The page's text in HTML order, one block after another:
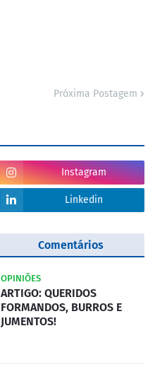
Próxima Postagem
Instagram
Linkedin
Comentários
OPINIÕES
ARTIGO: QUERIDOS
FORMANDOS, BURROS E
JUMENTOS!